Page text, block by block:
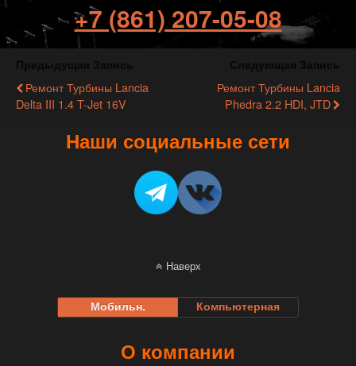
+7 (861) 207-05-08
Ремонт Турбины Lancia
Delta III 1.4 T-Jet 16V
Ремонт Турбины Lancia
Phedra 2.2 HDI, JTD
Наши социальные сети
Наверх
Мобильн. Компьютерная
О компании